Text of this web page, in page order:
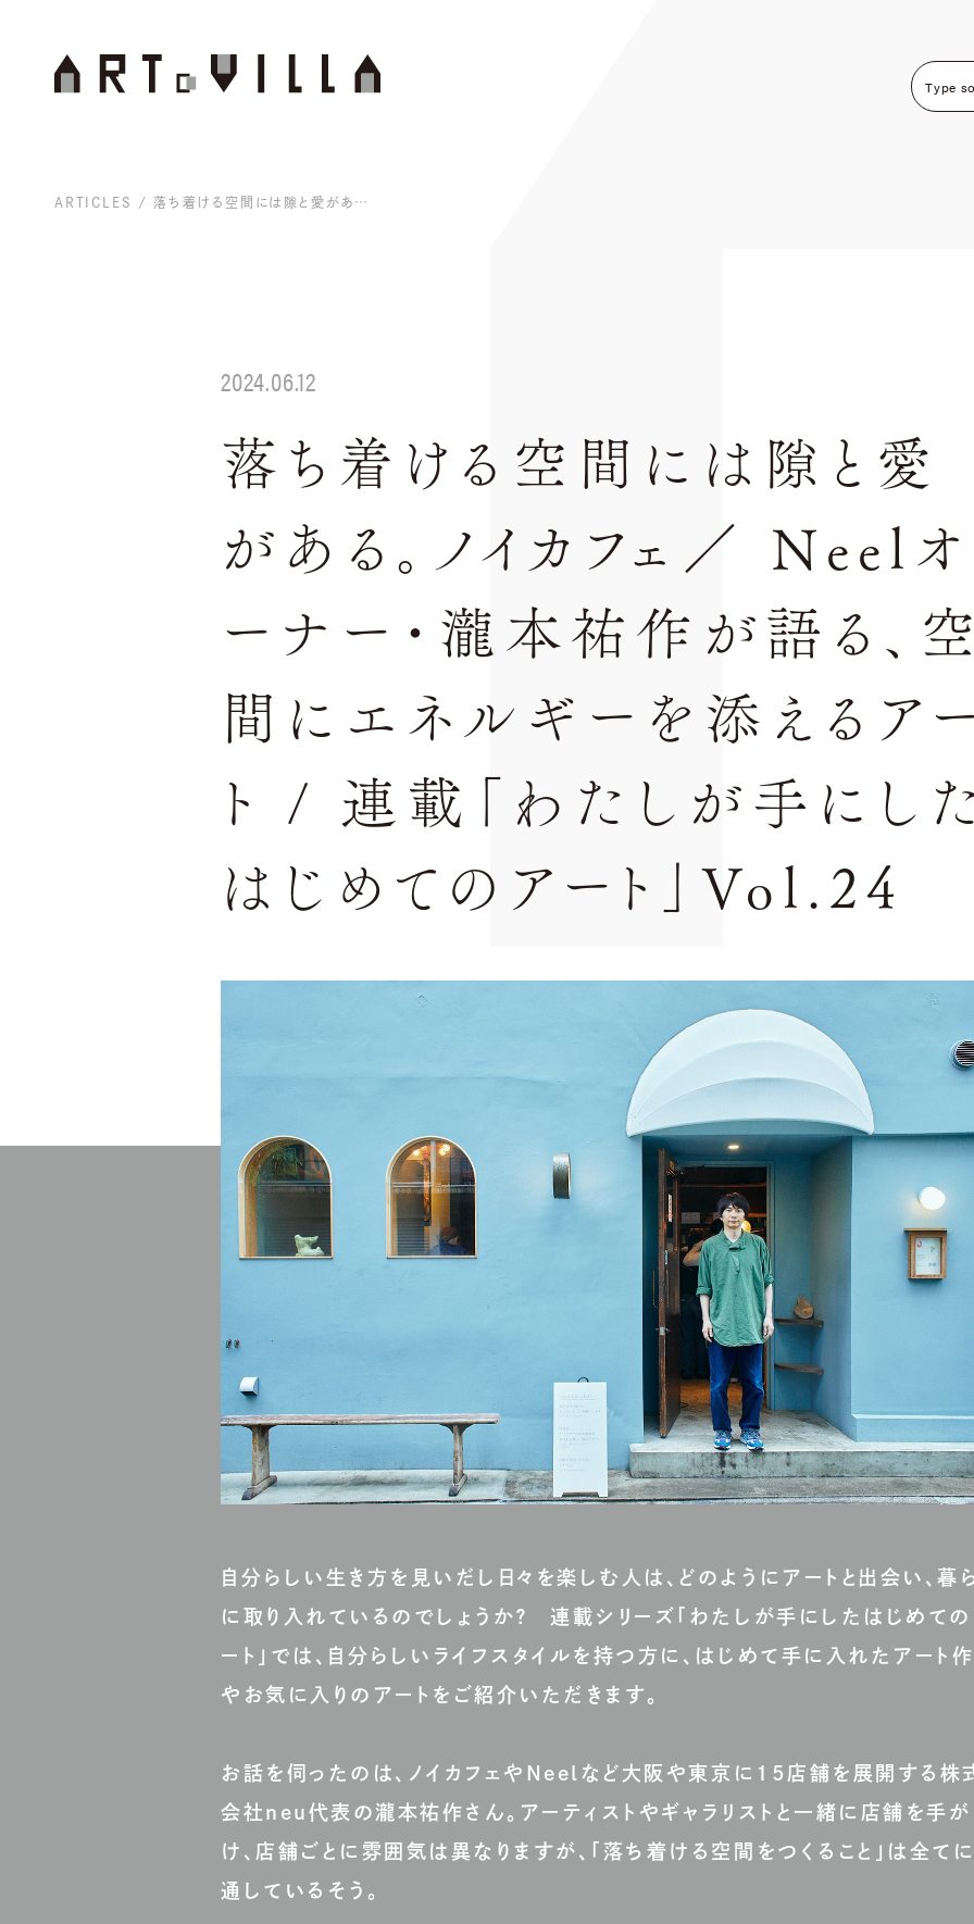
ARTICLES 落ち着ける空間には隙と愛がある。ノイカフェ／ Neelオーナー・瀧本祐作が語る、空間にエネルギーを添えるアート / 連載「わたしが手にしたはじめてのアート」Vol.24
2024.06.12
落ち着ける空間には隙と愛
がある。ノイカフェ／ Neelオ
ーナー・瀧本祐作が語る、空
間にエネルギーを添えるア
ト / 連載「わたしが手にし
はじめてのアート」Vol.24
自分らしい生き方を見いだし日々を楽しむ人は、どのようにアートと出会い、暮
に取り入れているのでしょうか？ 連載シリーズ「わたしが手にしたはじめての
ート」では、自分らしいライフスタイルを持つ方に、はじめて手に入れたアート
やお気に入りのアートをご紹介いただきます。
お話を伺ったのは、ノイカフェやNeelなど大阪や東京に15店舗を展開する株
会社neu代表の瀧本祐作さん。アーティストやギャラリストと一緒に店舗を手が
け、店舗ごとに雰囲気は異なりますが、「落ち着ける空間をつくること」は全て
通しているそう。